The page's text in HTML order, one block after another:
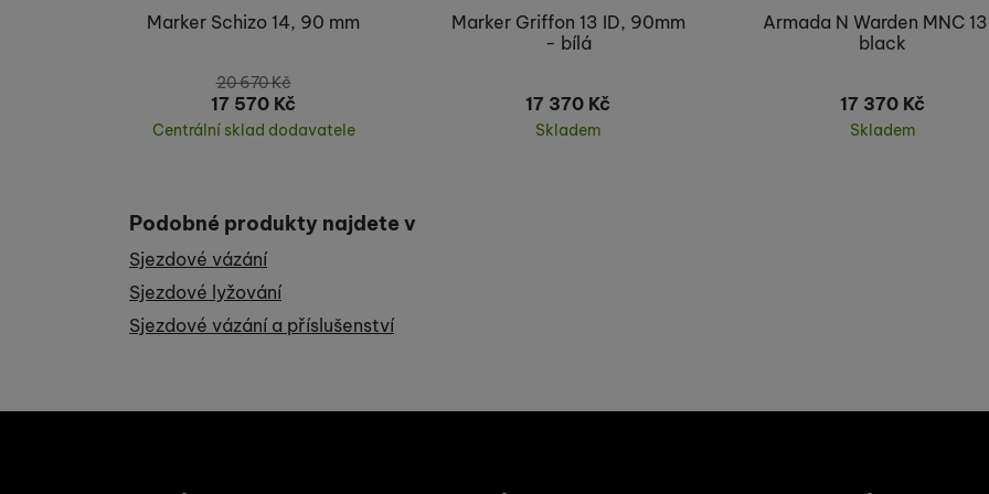
Marketingové cookies používáme my nebo naši partneři, abychom vám mohli zobrazit
Marker Schizo 14, 90 mm
20 670Kč
17 570 Kč
Centrální sklad dodavatele
Marker Griffon 13 ID, 90mm
- bílá
17 370 Kč
Skladem
Armada N Warden MNC
black
17 370 Kč
Skladem
Podobné produkty najdete v
Sjezdové vázání
Sjezdové lyžování
Sjezdové vázání a příslušenství